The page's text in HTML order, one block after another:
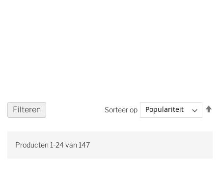
Producten 1-24van 147
Sorteer op
Filteren